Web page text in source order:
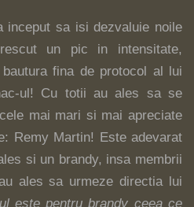
inceput sa isi dezvaluie noile
un pic in intensitate,
fina de protocol al lui
ul! Cu totii au ales sa se
mai mari si mai apreciate
Remy Martin! Este adevarat
si un brandy, insa membrii
ales sa urmeze directia lui
ul este pentru brandy ceea ce